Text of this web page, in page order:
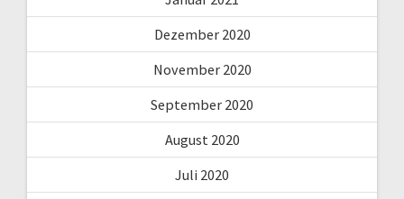
Dezember 2020
November 2020
September 2020
August 2020
Juli 2020